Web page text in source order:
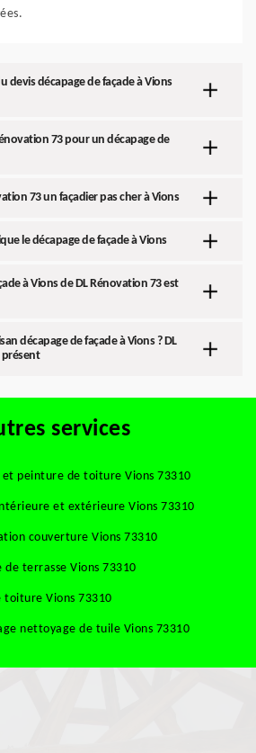
devis décapage de façade à Vions
73 pour un décapage de
73 un façadier pas cher à Vions
le décapage de façade à Vions
à Vions de DL Rénovation 73 est
décapage de façade à Vions ? DL
services
et peinture de toiture Vions 73310
et extérieure Vions 73310
couverture Vions 73310
de terrasse Vions 73310
toiture Vions 73310
nettoyage de tuile Vions 73310